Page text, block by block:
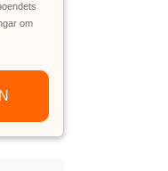
om